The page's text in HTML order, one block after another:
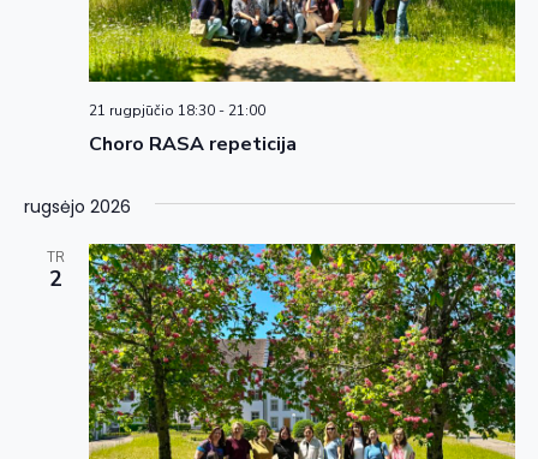
Choro RASA repeticija
21 rugpjūčio 18:30- 21:00
rugsėjo 2026
TR
2